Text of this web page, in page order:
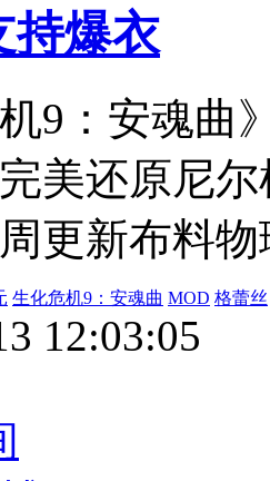
持爆衣
机9：安魂
美还原尼
更新布料
生化危机9：安魂曲 MOD 格蕾丝
12:03:05